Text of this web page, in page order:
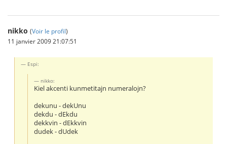
nikko (Voir le profil)
11 janvier 2009 21:07:51
Espi:
nikko:
Kiel akcenti kunmetitajn numeralojn?
dekunu - dekUnu
dekdu - dEkdu
dekkvin - dEkkvin
dudek - dUdek